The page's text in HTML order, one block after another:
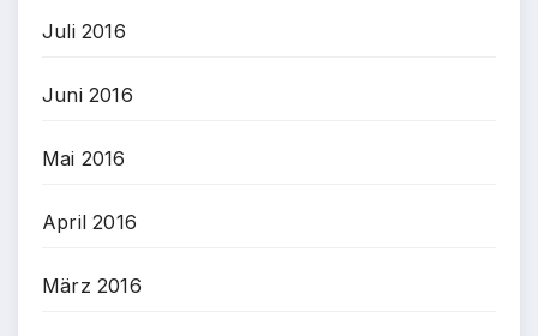
Juli 2016
Juni 2016
Mai 2016
April 2016
März 2016